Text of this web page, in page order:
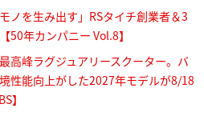
ノを生み出す」RSタイチ創業者＆3
50年カンパニー Vol.8】
高峰ラグジュアリースクーター。バ
性能向上がした2027年モデルが8/18
】